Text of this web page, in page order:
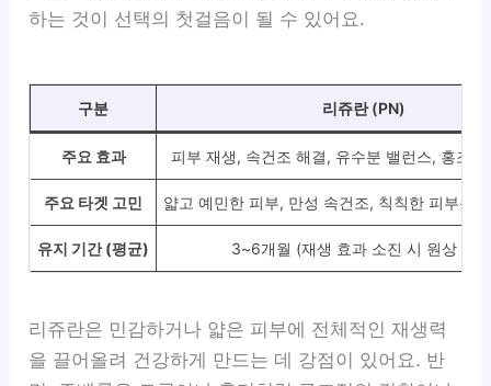
하는 것이 선택의 첫걸음이 될 수 있어요.
구분 리쥬란 (PN)
주요 효과 피부 재생, 속건조 해결, 유수분 밸런스, 홍조/
주요 타겟 고민 얇고 예민한 피부, 만성 속건조, 칙칙한 피부톤,
유지 기간 (평균) 3~6개월 (재생 효과 소진 시 원상 복
리쥬란은 민감하거나 얇은 피부에 전체적인 재생력
을 끌어올려 건강하게 만드는 데 강점이 있어요. 반